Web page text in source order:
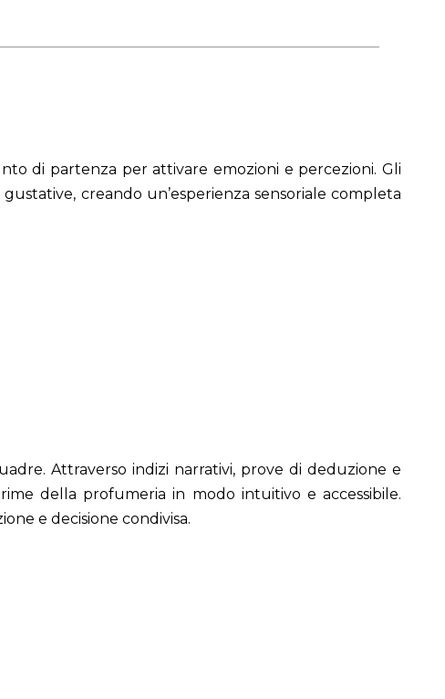
di partenza per attivare emozioni e percezioni. Gli
creando un’esperienza sensoriale completa
Attraverso indizi narrativi, prove di deduzione e
della profumeria in modo intuitivo e accessibile.
e decisione condivisa.